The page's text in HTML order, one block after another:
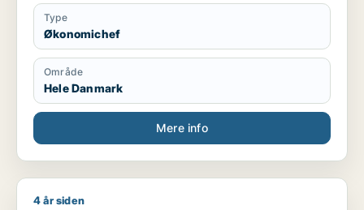
rejseoplevelse. 🚗💨
Med venlig hilsen,
Taras Polishchuk
RING & SKRIV NU!!
Type
Økonomichef
Område
Hele Danmark
Mere info
Peter søger job som projektleder / salgschef / økonomichef
4 år siden